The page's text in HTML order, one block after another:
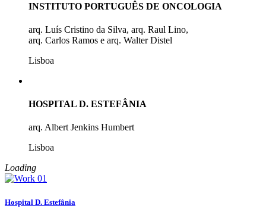
INSTITUTO PORTUGUÊS DE ONCOLOGIA
arq. Luís Cristino da Silva, arq. Raul Lino,
arq. Carlos Ramos e arq. Walter Distel
Lisboa
HOSPITAL D. ESTEFÂNIA
arq. Albert Jenkins Humbert
Lisboa
Loading
Hospital D. Estefânia